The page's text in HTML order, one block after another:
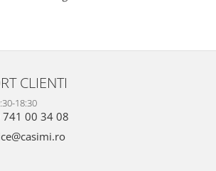
CLIENTI
18:30
741 00 34 08